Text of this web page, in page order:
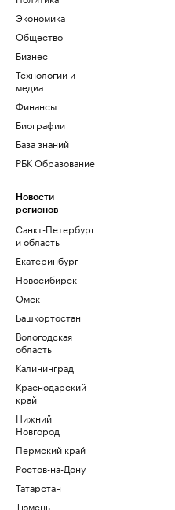
Экономика
Общество
Бизнес
Технологии и
медиа
Финансы
Биографии
База знаний
РБК Образование
Новости
регионов
Санкт-Петербург
и область
Екатеринбург
Новосибирск
Омск
Башкортостан
Вологодская
область
Калининград
Краснодарский
край
Нижний
Новгород
Пермский край
Ростов-на-Дону
Татарстан
Тюмень